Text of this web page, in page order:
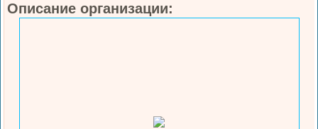
Описание организации: